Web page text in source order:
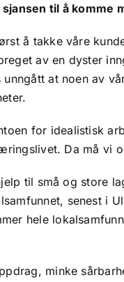
til å komme
å takke våre
av en dyster
at noen av
for idealistisk
Da må vi
til små og store
senest i
hele
minke